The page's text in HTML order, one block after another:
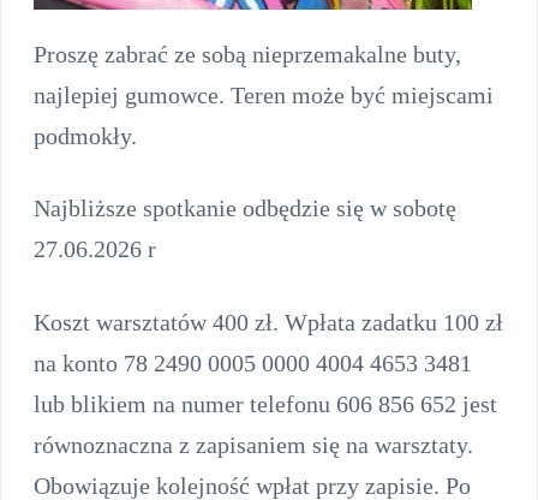
Proszę zabrać ze sobą nieprzemakalne buty,
najlepiej gumowce. Teren może być miejscami
podmokły.
Najbliższe spotkanie odbędzie się w sobotę
27.06.2026 r
Koszt warsztatów 400 zł. Wpłata zadatku 100 zł
na konto 78 2490 0005 0000 4004 4653 3481
lub blikiem na numer telefonu 606 856 652 jest
równoznaczna z zapisaniem się na warsztaty.
Obowiązuje kolejność wpłat przy zapisie. Po